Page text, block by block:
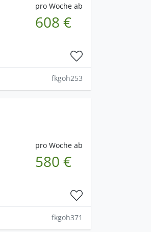
pro Woche ab
608 €
fkgoh253
pro Woche ab
580 €
fkgoh371